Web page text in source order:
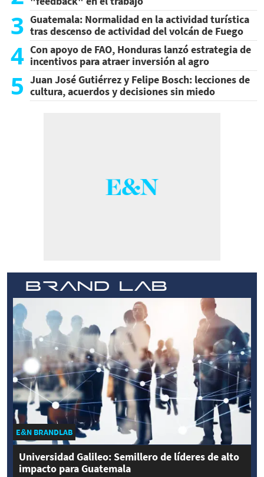
3 Guatemala: Normalidad en la actividad turística
tras descenso de actividad del volcán de Fuego
4 Con apoyo de FAO, Honduras lanzó estrategia de
incentivos para atraer inversión al agro
5 Juan José Gutiérrez y Felipe Bosch: lecciones de
cultura, acuerdos y decisiones sin miedo
E&N BRANDLAB
Universidad Galileo: Semillero de líderes de alto
impacto para Guatemala